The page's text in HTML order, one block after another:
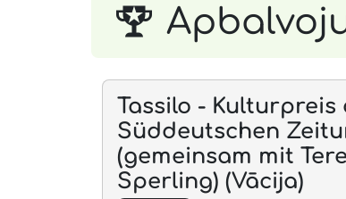
Tassilo - Kulturpreis
Süddeutschen
(gemeinsam mit
Sperling) (Vācija)